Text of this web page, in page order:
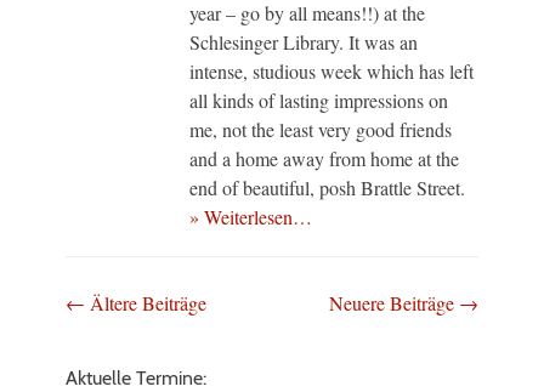
year – go by all means!!) at the
Schlesinger Library. It was an
intense, studious week which has left
all kinds of lasting impressions on
me, not the least very good friends
and a home away from home at the
end of beautiful, posh Brattle Street.
» Weiterlesen…
Beitragsnavigation
← Ältere Beiträge Neuere Beiträge →
Aktuelle Termine: